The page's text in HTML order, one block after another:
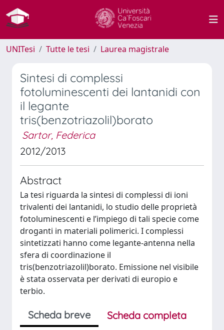
UNITesi Tutte le tesi Laurea magistrale
Sintesi di complessi
fotoluminescenti dei lantanidi con
il legante
tris(benzotriazolil)borato
Sartor, Federica
2012/2013
Abstract
La tesi riguarda la sintesi di complessi di ioni
trivalenti dei lantanidi, lo studio delle proprietà
fotoluminescenti e l’impiego di tali specie come
droganti in materiali polimerici. I complessi
sintetizzati hanno come legante-antenna nella
sfera di coordinazione il
tris(benzotriazolil)borato. Emissione nel visibile
è stata osservata per derivati di europio e
terbio.
Scheda breve
Scheda completa